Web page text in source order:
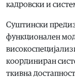
кадровски и
Суштински
функционален
координиран
ткивна